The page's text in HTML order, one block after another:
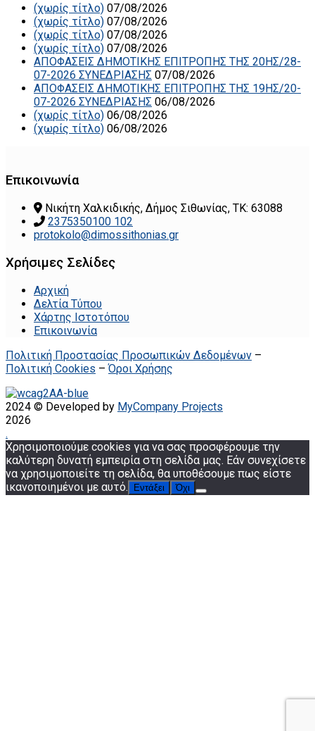
(χωρίς τίτλο) 07/08/2026
(χωρίς τίτλο) 07/08/2026
(χωρίς τίτλο) 07/08/2026
(χωρίς τίτλο) 07/08/2026
ΑΠΟΦΑΣΕΙΣ ΔΗΜΟΤΙΚΗΣ ΕΠΙΤΡΟΠΗΣ ΤΗΣ 20ΗΣ/28-
07-2026 ΣΥΝΕΔΡΙΑΣΗΣ 07/08/2026
ΑΠΟΦΑΣΕΙΣ ΔΗΜΟΤΙΚΗΣ ΕΠΙΤΡΟΠΗΣ ΤΗΣ 19ΗΣ/20-
07-2026 ΣΥΝΕΔΡΙΑΣΗΣ 06/08/2026
(χωρίς τίτλο) 06/08/2026
(χωρίς τίτλο) 06/08/2026
Επικοινωνία
Νικήτη Χαλκιδικής, Δήμος Σιθωνίας, ΤΚ: 63088
2375350100 102
protokolo@dimossithonias.gr
Χρήσιμες Σελίδες
Αρχική
Δελτία Τύπου
Χάρτης Ιστοτόπου
Επικοινωνία
Πολιτική Προστασίας Προσωπικών Δεδομένων –
Πολιτική Cookies –Όροι Χρήσης
2024 © Developed by MyCompany Projects
2026
.
Χρησιμοποιούμε cookies για να σας προσφέρουμε την
καλύτερη δυνατή εμπειρία στη σελίδα μας. Εάν συνεχίσετε
να χρησιμοποιείτε τη σελίδα, θα υποθέσουμε πως είστε
ικανοποιημένοι με αυτό.
Εντάξει Όχι